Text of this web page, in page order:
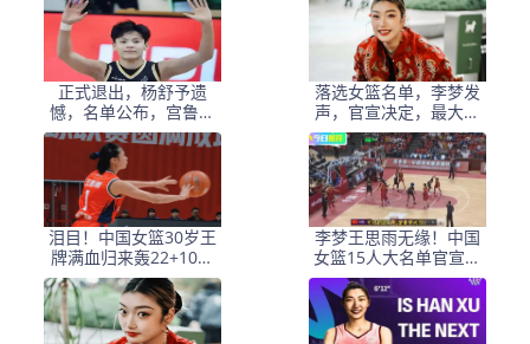
正式退出，杨舒予遗
憾，名单公布，宫鲁鸣
拍板，广东或无缘卫冕
落选女篮名单，李梦发
声，官宣决定，最大遗
憾曝光，张隆看懂了
泪目！中国女篮30岁王
牌满血归来轰22+10：
宫鲁鸣该重用她？
李梦王思雨无缘！中国
女篮15人大名单官宣，
刘禹彤入选张子宇落选